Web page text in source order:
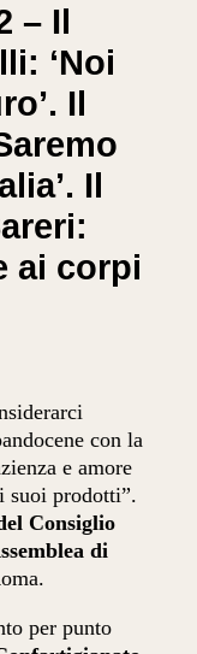
– Il
‘Noi
Il
Il
ai corpi
con la
e amore
suoi prodotti”.
Consiglio
di
per punto